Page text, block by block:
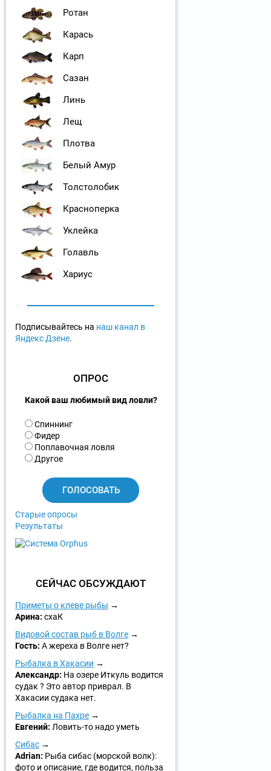
Ротан
Карась
Карп
Сазан
Линь
Лещ
Плотва
Белый Амур
Толстолобик
Красноперка
Уклейка
Голавль
Хариус
Подписывайтесь на наш канал в
Яндекс Дзене.
ОПРОС
Какой ваш любимый вид ловли?
В
а
р
и
Спиннинг
Фидер
Поплавочная ловля
Другое
Старые опросы
Результаты
СЕЙЧАС ОБСУЖДАЮТ
Приметы о клеве рыбы
Арина: схаК
Видовой состав рыб в Волге
Гость: А жереха в Волге нет?
Рыбалка в Хакасии
Александр: На озере Иткуль водится
судак ? Это автор приврал. В
Хакасии судака нет.
Рыбалка на Пахре
Евгений: Ловить-то надо уметь
Сибас
Adrian: Рыба сибас (морской волк):
фото и описание, где водится, польза